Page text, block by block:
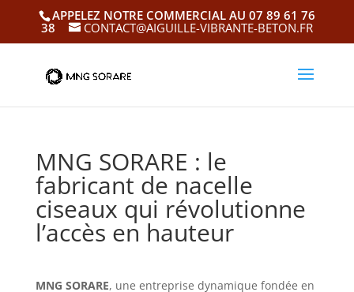
APPELEZ NOTRE COMMERCIAL AU 07 89 61 76
38
CONTACT@AIGUILLE-VIBRANTE-BETON.FR
MNG SORARE : le
fabricant de nacelle
ciseaux qui révolutionne
l’accès en hauteur
MNG SORARE, une entreprise dynamique fondée en